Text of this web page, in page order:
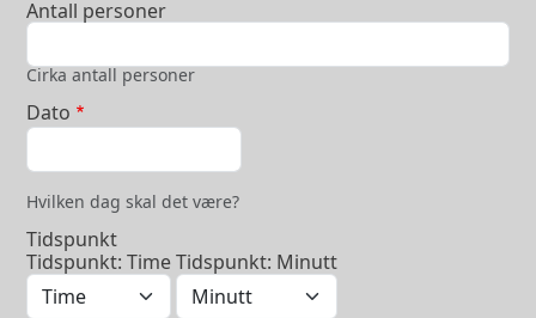
Antall personer
Cirka antall personer
Dato
Dato: Dato
Hvilken dag skal det være?
Tidspunkt
Tidspunkt: TimeTidspunkt: Minutt